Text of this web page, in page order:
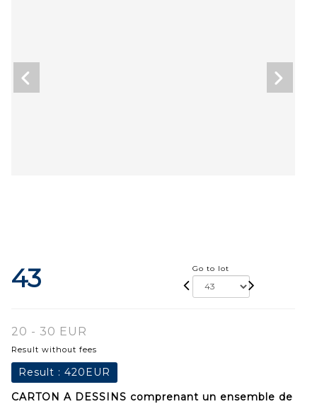
43 Go to lot
20 - 30 EUR
Result without fees
Result : 420EUR
CARTON A DESSINS comprenant un ensemble de